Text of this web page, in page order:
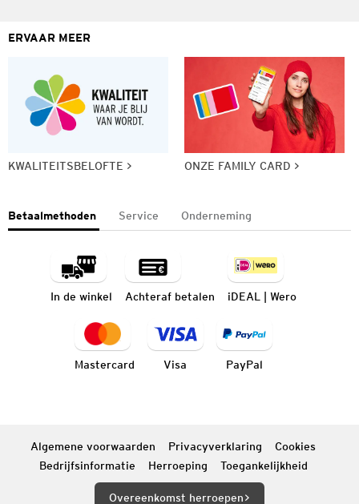
ERVAAR MEER
KWALITEITSBELOFTE ONZE FAMILY CARD
Betaalmethoden Service Onderneming
In de winkel Achteraf betalen iDEAL | Wero
Mastercard Visa PayPal
Algemene voorwaarden Privacyverklaring
Cookies
Bedrijfsinformatie
Herroeping Toegankelijkheid
Overeenkomst herroepen